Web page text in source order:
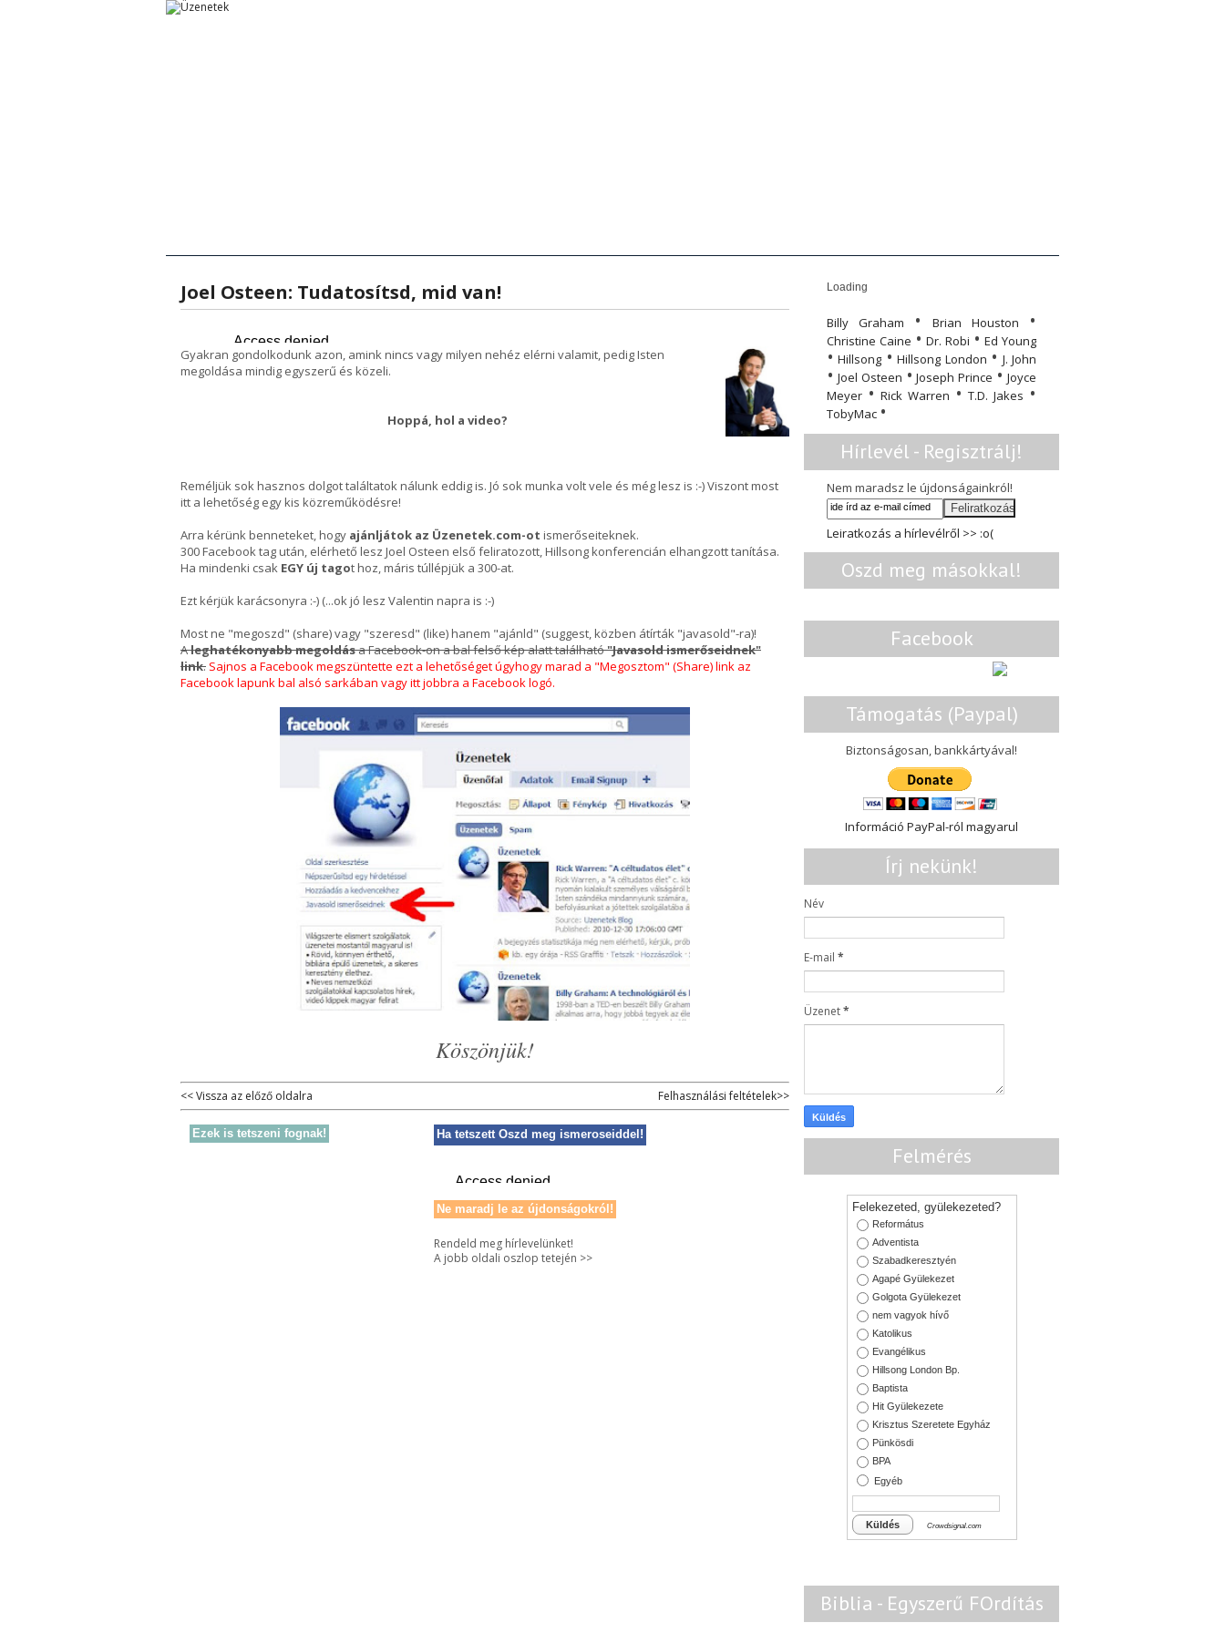
Joel Osteen: Tudatosítsd, mid van!
Gyakran gondolkodunk azon, amink nincs vagy milyen nehéz elérni valamit, pedig Isten
megoldása mindig egyszerű és közeli.
Hoppá, hol a video?
Reméljük sok hasznos dolgot találtatok nálunk eddig is. Jó sok munka volt vele és még lesz is :-) Viszont most
itt a lehetőség egy kis közreműködésre!
Arra kérünk benneteket, hogy ajánljátok az Üzenetek.com-ot ismerőseiteknek.
300 Facebook tag után, elérhető lesz Joel Osteen első feliratozott, Hillsong konferencián elhangzott tanítása.
Ha mindenki csak EGY új tagot hoz, máris túllépjük a 300-at.
Ezt kérjük karácsonyra :-) (...ok jó lesz Valentin napra is :-)
Most ne "megoszd" (share) vagy "szeresd" (like) hanem "ajánld" (suggest, közben átírták "javasold"-ra)!
Aleghatékonyabb megoldása Facebook-on a bal felső kép alatt található"Javasold ismerőseidnek"
link. Sajnos a Facebook megszüntette ezt a lehetőséget úgyhogy marad a "Megosztom" (Share) link az
Facebook lapunk bal alsó sarkában vagy itt jobbra a Facebook logó.
Köszönjük!
<< Vissza az előző oldalra Felhasználási feltételek>>
Ezek is tetszeni fognak! Ha tetszett Oszd meg ismeroseiddel!
Ne maradj le az újdonságokról!
Rendeld meg hírlevelünket!
A jobb oldali oszlop tetején >>
Loading
Billy Graham • Brian Houston •
Christine Caine • Dr. Robi • Ed Young
• Hillsong • Hillsong London • J. John
• Joel Osteen • Joseph Prince • Joyce
Meyer • Rick Warren • T.D. Jakes •
TobyMac •
Hírlevél - Regisztrálj!
Nem maradsz le újdonságainkról!
Leiratkozás a hírlevélről >> :o(
Oszd meg másokkal!
Facebook
Támogatás (Paypal)
Biztonságosan, bankkártyával!
Információ PayPal-ról magyarul
Írj nekünk!
Név
E-mail *
Üzenet*
Felmérés
Felekezeted, gyülekezeted?
Református
Adventista
Szabadkeresztyén
Agapé Gyülekezet
Golgota Gyülekezet
nem vagyok hívő
Katolikus
Evangélikus
Hillsong London Bp.
Baptista
Hit Gyülekezete
Krisztus Szeretete Egyház
Pünkösdi
BPA
Egyéb
Küldés Crowdsignal.com
Biblia - Egyszerű FOrdítás